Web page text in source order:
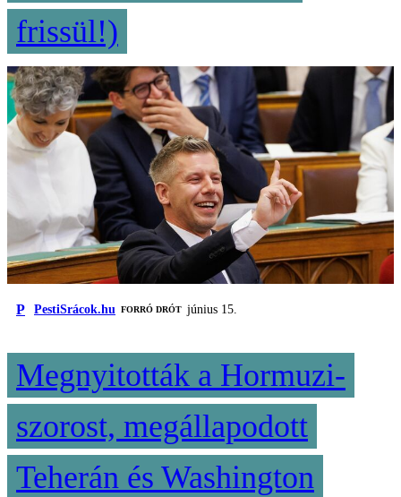
frissül!)
P PestiSrácok.hu FORRÓ DRÓT június 15.
Megnyitották a Hormuzi-
szorost, megállapodott
Teherán és Washington